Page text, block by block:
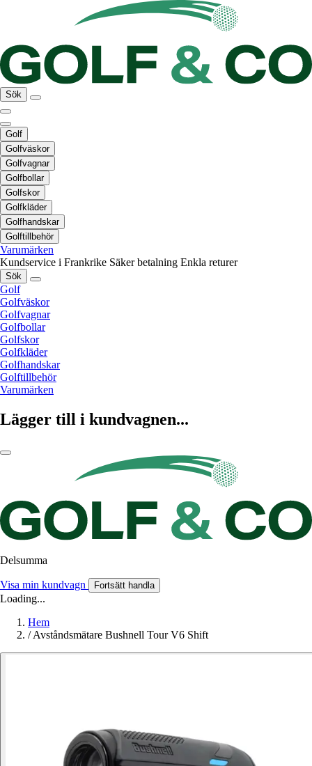
Sök
Golf
Golfväskor
Golfvagnar
Golfbollar
Golfskor
Golfkläder
Golfhandskar
Golftillbehör
Varumärken
Kundservice i Frankrike Säker betalning Enkla returer
Sök
Golf
Golfväskor
Golfvagnar
Golfbollar
Golfskor
Golfkläder
Golfhandskar
Golftillbehör
Varumärken
Lägger till i kundvagnen...
Delsumma
Visa min kundvagn Fortsätt handla
Loading...
Hem
/ Avståndsmätare Bushnell Tour V6 Shift